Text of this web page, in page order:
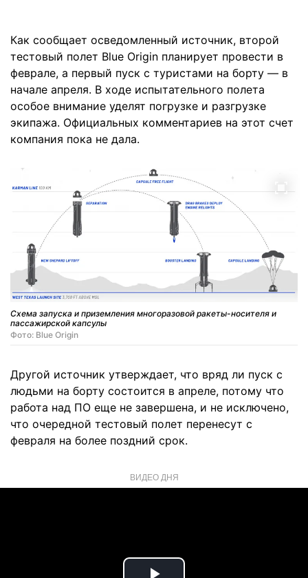
Как сообщает осведомленный источник, второй
тестовый полет Blue Origin планирует провести в
феврале, а первый пуск с туристами на борту — в
начале апреля. В ходе испытательного полета
особое внимание уделят погрузке и разгрузке
экипажа. Официальных комментариев на этот счет
компания пока не дала.
Схема запуска и приземления многоразовой ракеты-носителя и
пассажирской капсулы
Фото: Blue Origin
Другой источник утверждает, что вряд ли пуск с
людьми на борту состоится в апреле, потому что
работа над ПО еще не завершена, и не исключено,
что очередной тестовый полет перенесут с
февраля на более поздний срок.
ВИДЕО ДНЯ